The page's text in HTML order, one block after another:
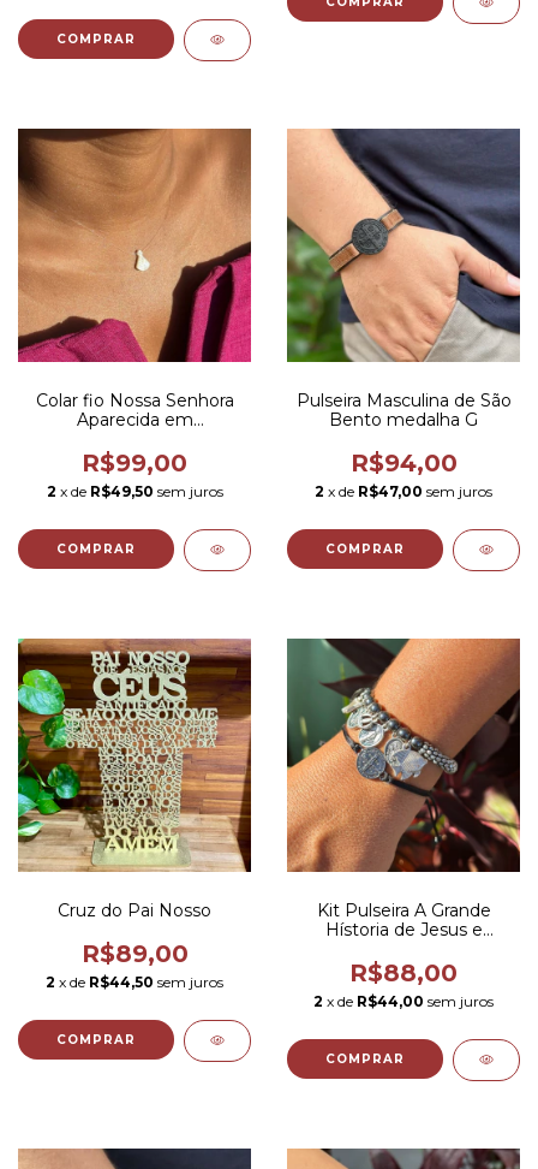
COMPRAR
Colar fio Nossa Senhora
Aparecida em
R$99,00
2 x de R$49,50 sem juros
COMPRAR
Pulseira Masculina de São
Bento medalha G
R$94,00
2 x de R$47,00 sem juros
COMPRAR
Cruz do Pai Nosso
R$89,00
2 x de R$44,50 sem juros
COMPRAR
Kit Pulseira A Grande
Hístoria de Jesus e
R$88,00
2 x de R$44,00 sem juros